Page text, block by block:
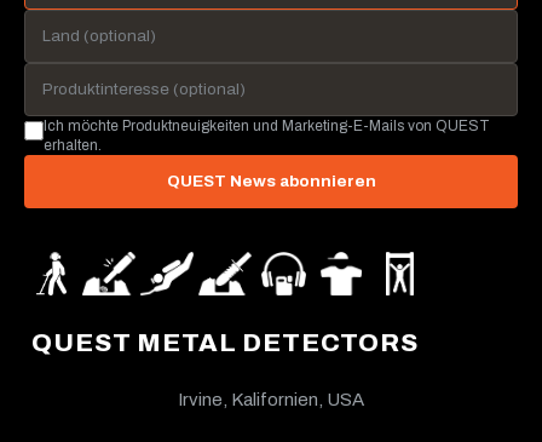
QUEST METAL DETECTORS
Irvine, Kalifornien, USA
Ich möchte Produktneuigkeiten und Marketing-E-Mails von QUEST
erhalten.
QUEST News abonnieren